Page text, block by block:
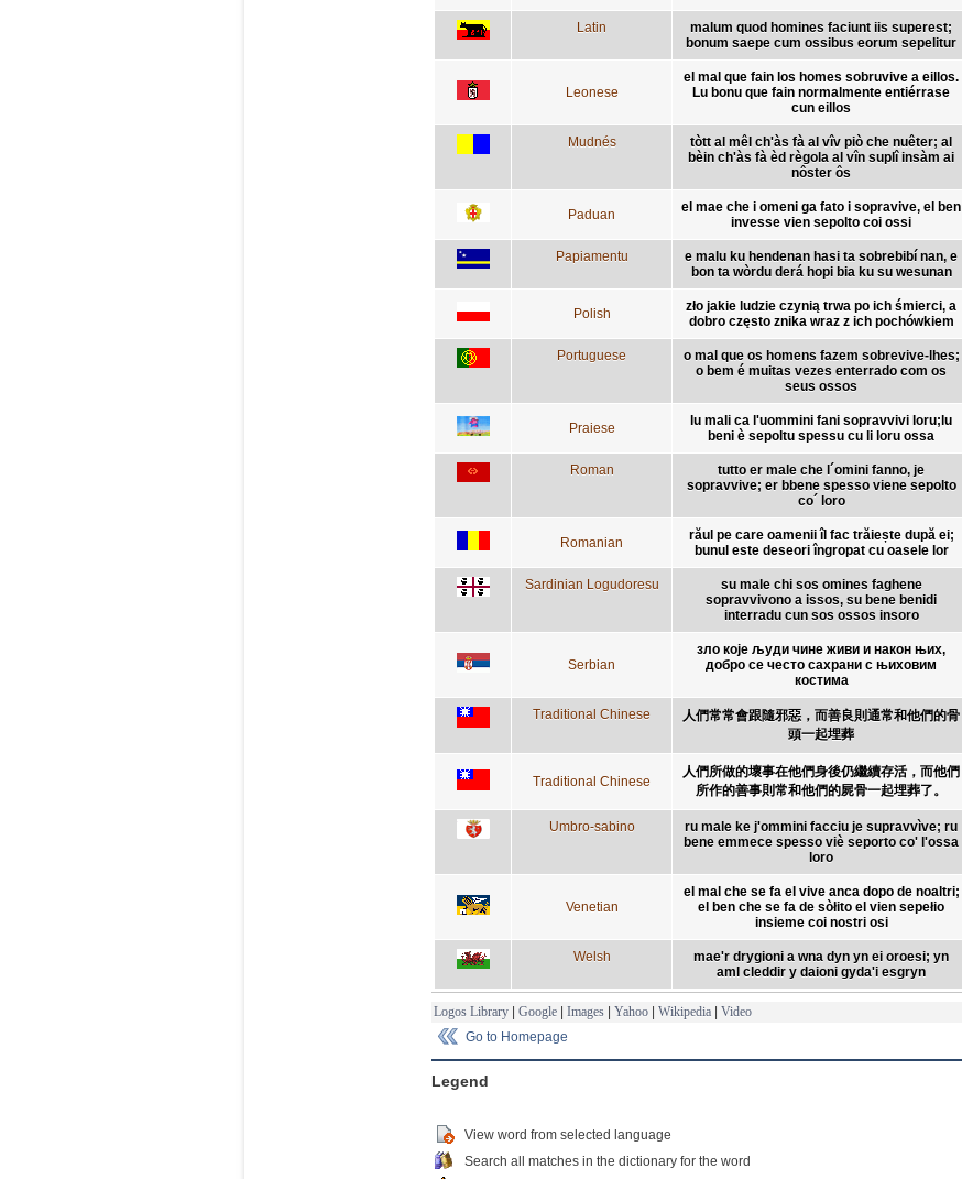
Latin
malum quod homines faciunt iis superest;
bonum saepe cum ossibus eorum sepelitur
Leonese
el mal que fain los homes sobruvive a eillos.
Lu bonu que fain normalmente entiérrase
cun eillos
Mudnés
tòtt al mêl ch'às fà al vîv piò che nuêter; al
bèin ch'às fà èd règola al vîn suplî insàm ai
nôster ôs
Paduan
el mae che i omeni ga fato i sopravive, el ben
invesse vien sepolto coi ossi
Papiamentu
e malu ku hendenan hasi ta sobrebibí nan, e
bon ta wòrdu derá hopi bia ku su wesunan
Polish
zło jakie ludzie czynią trwa po ich śmierci, a
dobro często znika wraz z ich pochówkiem
Portuguese
o mal que os homens fazem sobrevive-lhes;
o bem é muitas vezes enterrado com os
seus ossos
Praiese
lu mali ca l'uommini fani sopravvivi loru;lu
beni è sepoltu spessu cu li loru ossa
Roman
tutto er male che l´omini fanno, je
sopravvive; er bbene spesso viene sepolto
co´ loro
Romanian
răul pe care oamenii îl fac trăiește după ei;
bunul este deseori îngropat cu oasele lor
Sardinian Logudoresu
su male chi sos omines faghene
sopravvivono a issos, su bene benidi
interradu cun sos ossos insoro
Serbian
зло које људи чине живи и након њих,
добро се често сахрани с њиховим
костима
Traditional Chinese
人們常常會跟隨邪惡，而善良則通常和他們的骨
頭一起埋葬
Traditional Chinese
人們所做的壞事在他們身後仍繼續存活，而他們
所作的善事則常和他們的屍骨一起埋葬了。
Umbro-sabino
ru male ke j'ommini facciu je supravvìve; ru
bene emmece spesso viè seporto co' l'ossa
loro
Venetian
el mal che se fa el vive anca dopo de noaltri;
el ben che se fa de sòłito el vien sepełio
insieme coi nostri osi
Welsh
mae'r drygioni a wna dyn yn ei oroesi; yn
aml cleddir y daioni gyda'i esgryn
Logos Library | Google | Images | Yahoo | Wikipedia | Video
Go to Homepage
Legend
View word from selected language
Search all matches in the dictionary for the word